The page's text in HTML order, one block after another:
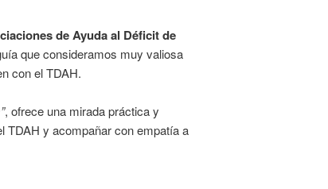
de Ayuda al Déficit de
que consideramos muy valiosa
con el TDAH.
, ofrece una mirada práctica y
TDAH y acompañar con empatía a